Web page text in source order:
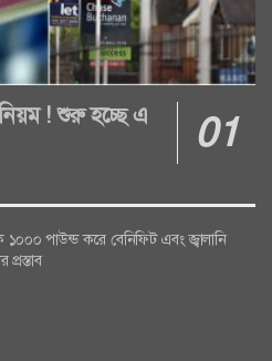
নিয়ম ! শুরু হচ্ছে এ
১০০০ পাউন্ড করে বেনিফিট এবং জ্বালানি